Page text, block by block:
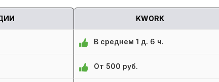
KWORK
В среднем 1 д. 6 ч.
От 500 руб.